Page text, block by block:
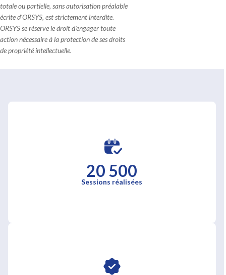
totale ou partielle, sans autorisation préalable
écrite d'ORSYS, est strictement interdite.
ORSYS se réserve le droit d'engager toute
action nécessaire à la protection de ses droits
de propriété intellectuelle.
20 500
Sessions réalisées